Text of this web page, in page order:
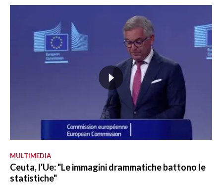
MULTIMEDIA
Ceuta, l'Ue: "Le immagini drammatiche battono le
statistiche"